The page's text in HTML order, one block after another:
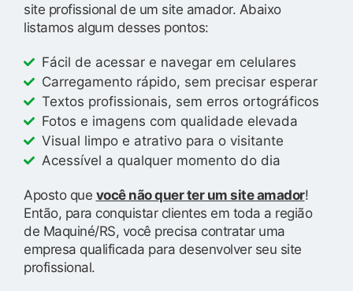
site profissional de um site amador. Abaixo
listamos algum desses pontos:
Fácil de acessar e navegar em celulares
Carregamento rápido, sem precisar esperar
Textos profissionais, sem erros ortográficos
Fotos e imagens com qualidade elevada
Visual limpo e atrativo para o visitante
Acessível a qualquer momento do dia
Aposto que você não quer ter um site amador!
Então, para conquistar clientes em toda a região
de Maquiné/RS, você precisa contratar uma
empresa qualificada para desenvolver seu site
profissional.